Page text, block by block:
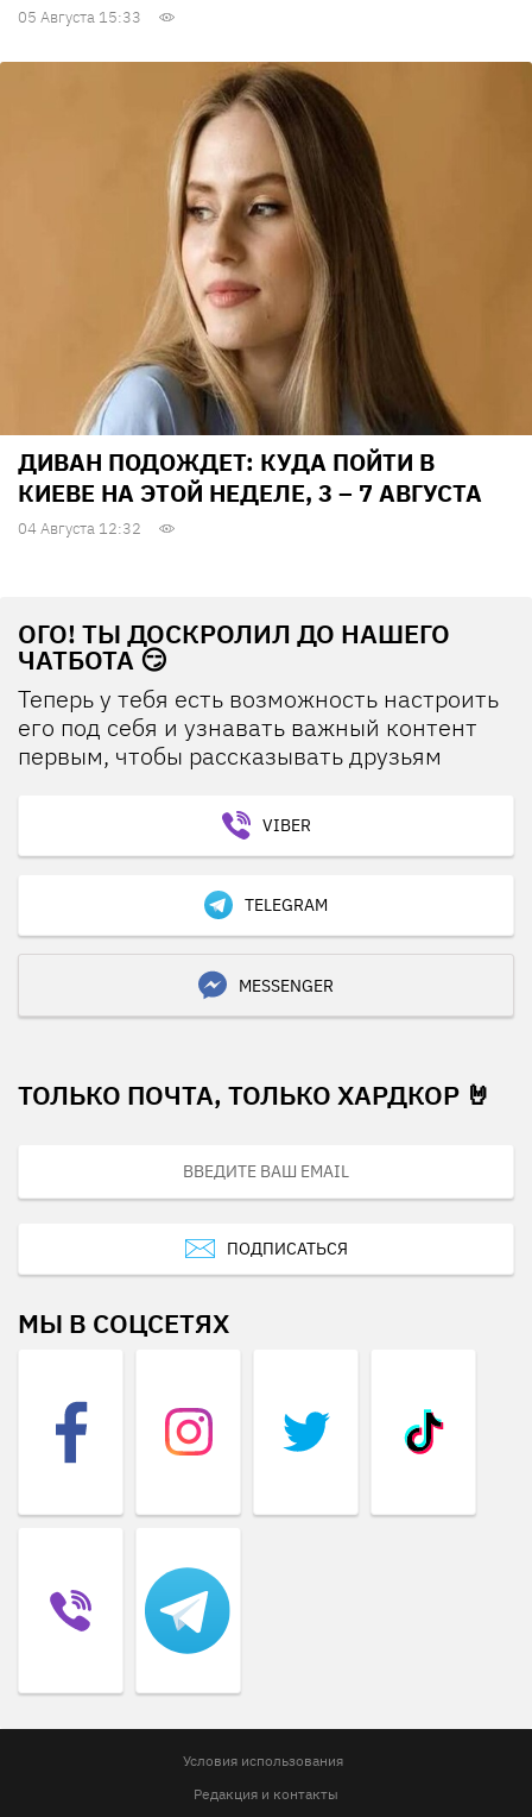
05 Августа 15:33
ДИВАН ПОДОЖДЕТ: КУДА ПОЙТИ В
КИЕВЕ НА ЭТОЙ НЕДЕЛЕ, 3 – 7 АВГУСТА
04 Августа 12:32
ОГО! ТЫ ДОСКРОЛИЛ ДО НАШЕГО
ЧАТБОТА 😏
Теперь у тебя есть возможность настроить
его под себя и узнавать важный контент
первым, чтобы рассказывать друзьям
VIBER
TELEGRAM
MESSENGER
ТОЛЬКО ПОЧТА, ТОЛЬКО ХАРДКОР 🤘
ПОДПИСАТЬСЯ
МЫ В СОЦСЕТЯХ
Условия использования
Редакция и контакты